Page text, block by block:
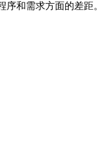
和需求方面的差距。